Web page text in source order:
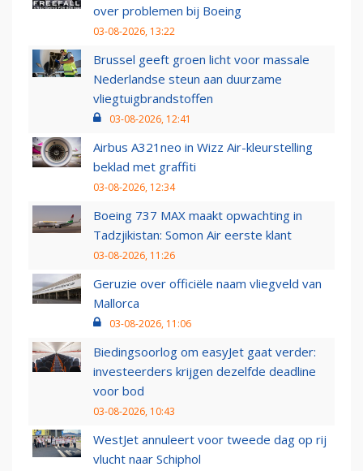
over problemen bij Boeing
03-08-2026, 13:22
Brussel geeft groen licht voor massale
Nederlandse steun aan duurzame
vliegtuigbrandstoffen
03-08-2026, 12:41
Airbus A321neo in Wizz Air-kleurstelling
beklad met graffiti
03-08-2026, 12:34
Boeing 737 MAX maakt opwachting in
Tadzjikistan: Somon Air eerste klant
03-08-2026, 11:26
Geruzie over officiële naam vliegveld van
Mallorca
03-08-2026, 11:06
Biedingsoorlog om easyJet gaat verder:
investeerders krijgen dezelfde deadline
voor bod
03-08-2026, 10:43
WestJet annuleert voor tweede dag op rij
vlucht naar Schiphol